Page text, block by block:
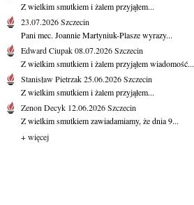
Z wielkim smutkiem i żalem przyjąłem...
23.07.2026Szczecin
Pani mec. Joannie Martyniuk-Plasze wyrazy...
Edward Ciupak08.07.2026Szczecin
Z wielkim smutkiem i żalem przyjąłem wiadomość...
Stanisław Pietrzak25.06.2026Szczecin
Z wielkim smutkiem i żalem przyjąłem...
Zenon Decyk 12.06.2026Szczecin
Z wielkim smutkiem zawiadamiamy, że dnia 9...
+ więcej